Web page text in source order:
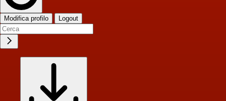
Modifica profilo Logout